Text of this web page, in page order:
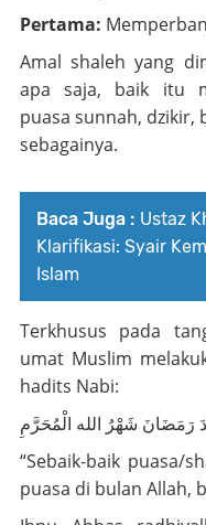
Pertama:
Amal shaleh yang
apa saja, baik itu
puasa sunnah, dzikir,
sebagainya.
Baca Juga : Ustaz
Klarifikasi: Syair
Islam
Terkhusus pada
umat Muslim
hadits Nabi:
“Sebaik-baik puasa/
puasa di bulan Allah,